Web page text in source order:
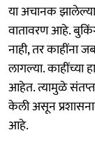
या अचानक
वातावरण आहे.
नाही, तर काहींना
लागल्या. काहींच्या
आहेत. त्यामुळे संतप्त
केली असून
आहे.